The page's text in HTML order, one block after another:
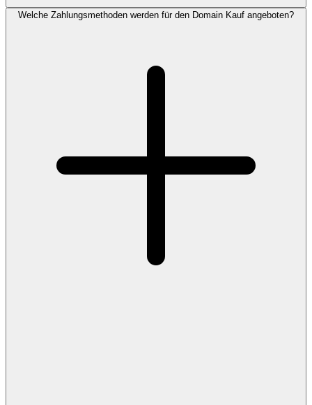
Welche Zahlungsmethoden werden für den Domain Kauf angeboten?